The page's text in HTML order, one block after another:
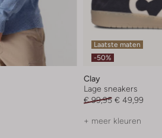
Laatste maten
-50%
Clay
Lage sneakers
€ 99,95 € 49,99
+ meer kleuren